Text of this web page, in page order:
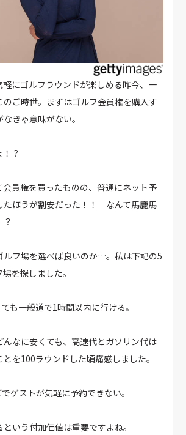
軽にゴルフラウンドが楽しめる昨今、一
のご時世。まずはゴルフ会員権を購入す
きゃ意味がない。
？
会員権を買ったものの、普通にネット予
たほうが割安だった！！ なんて馬鹿馬
？
ルフ場を選べば良いのか…。私は下記の5
を探しました。
も一般道で1時間以内に行ける。
んなに安くても、高速代とガソリン代は
を100ラウンドした頃痛感しました。
ゲストが気軽に予約できない。
いう付加価値は重要ですよね。